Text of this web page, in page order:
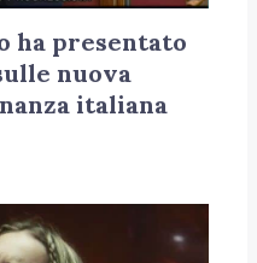
ha presentato
nuova
italiana